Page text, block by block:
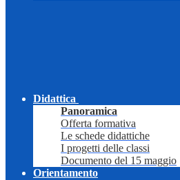
Didattica
Panoramica
Offerta formativa
Le schede didattiche
I progetti delle classi
Documento del 15 maggio
Orientamento